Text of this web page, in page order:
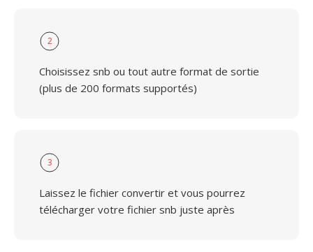
2
Choisissez snb ou tout autre format de sortie
(plus de 200 formats supportés)
3
Laissez le fichier convertir et vous pourrez
télécharger votre fichier snb juste après